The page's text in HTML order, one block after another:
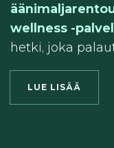
wellness -
hetki, joka
LUE LISÄÄ